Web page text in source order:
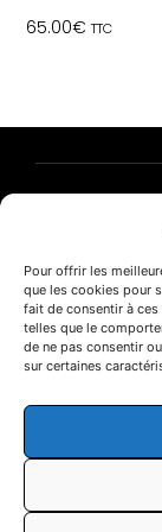
Pour offrir les
que les cookies pour
fait de consentir à
telles que le
de ne pas consentir
sur certaines
65.00€ TTC
CONTACT